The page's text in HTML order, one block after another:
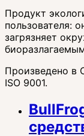
Продукт
пользователя:
загрязняет
Произведено в
ISO 9001.